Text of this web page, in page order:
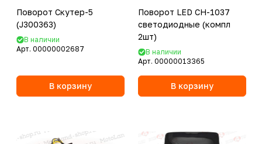
Поворот Скутер-5
(J300363)
В наличии
Арт. 00000002687
В корзину
Поворот LED CH-1037
светодиодные (компл
2шт)
В наличии
Арт. 00000013365
В корзину